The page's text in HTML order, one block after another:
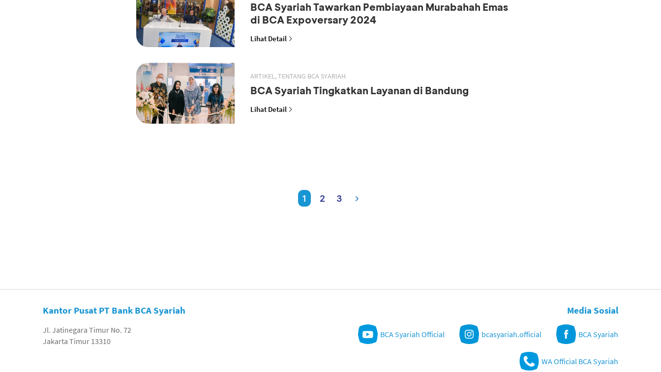
BCA Syariah Tawarkan Pembiayaan Murabahah Emas
di BCA Expoversary 2024
Lihat Detail
ARTIKEL, TENTANG BCA SYARIAH
BCA Syariah Tingkatkan Layanan di Bandung
Lihat Detail
1 2 3
Kantor Pusat PT Bank BCA Syariah
Jl. Jatinegara Timur No. 72
Jakarta Timur 13310
Media Sosial
BCA Syariah Official bcasyariah.official BCA Syariah
WA Official BCA Syariah